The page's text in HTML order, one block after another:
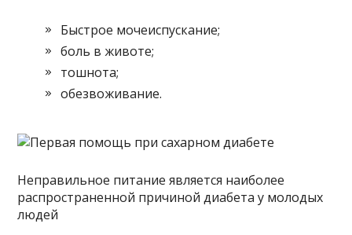
Быстрое мочеиспускание;
боль в животе;
тошнота;
обезвоживание.
Неправильное питание является наиболее
распространенной причиной диабета у молодых
людей